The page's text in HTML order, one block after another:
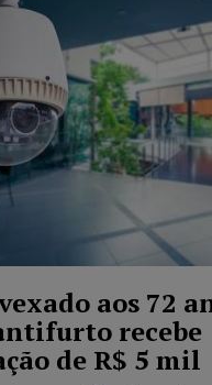
aos 72
recebe
de R$ 5 mil